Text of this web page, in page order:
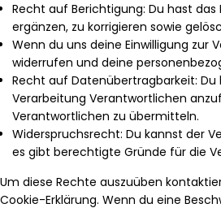
Recht auf Berichtigung: Du hast
ergänzen, zu korrigieren sowie
Wenn du uns deine Einwilligung zur
widerrufen und deine
Recht auf Datenübertragbarkeit:
Verarbeitung Verantwortlichen
Verantwortlichen zu übermitteln.
Widerspruchsrecht: Du kannst der
es gibt berechtigte Gründe für die
Um diese Rechte auszuüben
Cookie-Erklärung. Wenn du eine